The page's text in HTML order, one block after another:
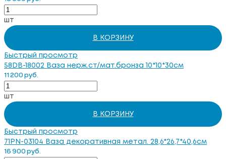
шт
В КОРЗИНУ
Быстрый просмотр
58DB-18002 Ваза нерж.ст/мат.бронза 10*10*30см
11 200 руб.
шт
В КОРЗИНУ
Быстрый просмотр
71PN-03104 Ваза декоративная метал. 28,6*26,7*40,6см
16 900 руб.